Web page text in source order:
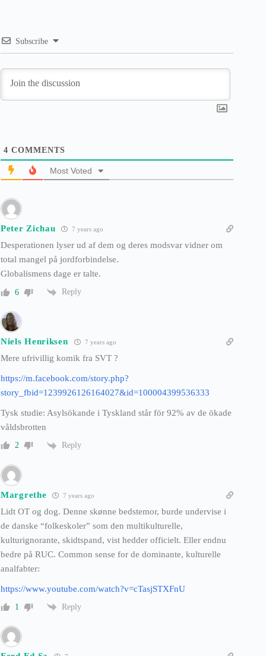
Subscribe
4 COMMENTS
Most Voted
Peter Zichau 7 years ago
Desperationen lyser ud af dem og deres modsvar vidner om
total mangel på jordforbindelse.
Globalismens dage er talte.
6 Reply
Niels Henriksen 7 years ago
Mere ufrivillig komik fra SVT ?
https://m.facebook.com/story.php?
story_fbid=1239926126164027&id=100004399536333
Tysk studie: Asylsökande i Tyskland står för 92% av de ökade
våldsbrotten
2 Reply
Margrethe 7 years ago
Lidt OT og dog. Denne skønne bedstemor, burde undervise i
de danske “folkeskoler” som den multikulturelle,
kulturignorante, skidtspand, vist hedder officielt. Eller endnu
bedre på RUC. Common sense for de dominante, kulturelle
analfabter:
https://www.youtube.com/watch?v=cTasjSTXFnU
1 Reply